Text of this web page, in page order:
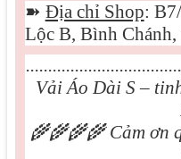
➽ Địa chỉ Shop:
Lộc B, Bình
Vải Áo Dài S –
🌾🌾🌾🌾Cảm ơn